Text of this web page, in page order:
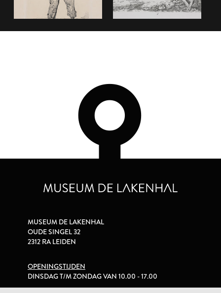
MUSEUM DE LAKENHAL
OUDE SINGEL 32
2312 RA LEIDEN
OPENINGSTIJDEN
DINSDAG T/M ZONDAG VAN 10.00 - 17.00